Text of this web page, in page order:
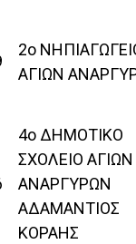
2ο
ΑΓΙΩΝ
4ο ΔΗΜΟΤΙΚΟ
ΣΧΟΛΕΙΟ ΑΓΙΩΝ
ΑΝΑΡΓΥΡΩΝ
ΑΔΑΜΑΝΤΙΟΣ
ΚΟΡΑΗΣ